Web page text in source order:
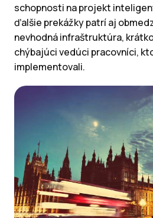
schopnosti na projekt
ďalšie prekážky patrí aj
nevhodná infraštruktúra,
chýbajúci vedúci pracovníci,
implementovali.